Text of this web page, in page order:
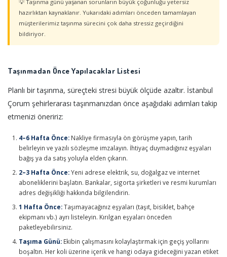
💡 Taşınma günü yaşanan sorunların büyük çoğunluğu yetersiz
hazırlıktan kaynaklanır. Yukarıdaki adımları önceden tamamlayan
müşterilerimiz taşınma sürecini çok daha stressiz geçirdiğini
bildiriyor.
Taşınmadan Önce Yapılacaklar Listesi
Planlı bir taşınma, süreçteki stresi büyük ölçüde azaltır. İstanbul
Çorum şehirlerarası taşınmanızdan önce aşağıdaki adımları takip
etmenizi öneririz:
4–6 Hafta Önce: Nakliye firmasıyla ön görüşme yapın, tarih
belirleyin ve yazılı sözleşme imzalayın. İhtiyaç duymadığınız eşyaları
bağış ya da satış yoluyla elden çıkarın.
2–3 Hafta Önce:Yeni adrese elektrik, su, doğalgaz ve internet
aboneliklerini başlatın. Bankalar, sigorta şirketleri ve resmi kurumları
adres değişikliği hakkında bilgilendirin.
1 Hafta Önce:Taşımayacağınız eşyaları (taşıt, bisiklet, bahçe
ekipmanı vb.) ayrı listeleyin. Kırılgan eşyaları önceden
paketleyebilirsiniz.
Taşıma Günü: Ekibin çalışmasını kolaylaştırmak için geçiş yollarını
boşaltın. Her koli üzerine içerik ve hangi odaya gideceğini yazan etiket